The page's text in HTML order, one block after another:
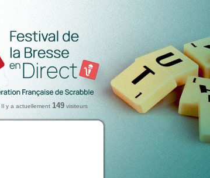
Il y a actuellement 149 visiteurs